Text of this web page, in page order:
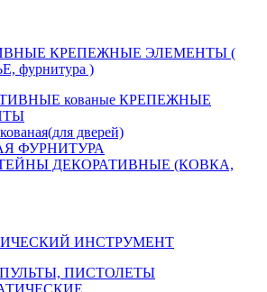
КРЕПЕЖНЫЕ ЭЛЕМЕНТЫ (
фурнитура )
кованые КРЕПЕЖНЫЕ
дверей)
ФУРНИТУРА
ДЕКОРАТИВНЫЕ (КОВКА,
ИНСТРУМЕНТ
ПИСТОЛЕТЫ